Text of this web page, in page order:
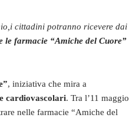
cittadini potranno ricevere dai
le farmacie “Amiche del Cuore”
, iniziativa che mira a
cardiovascolari. Tra l’11 maggio
nelle farmacie “Amiche del